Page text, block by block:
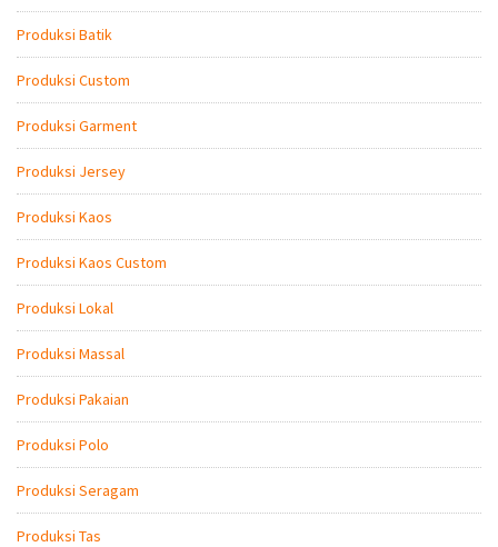
Produksi Batik
Produksi Custom
Produksi Garment
Produksi Jersey
Produksi Kaos
Produksi Kaos Custom
Produksi Lokal
Produksi Massal
Produksi Pakaian
Produksi Polo
Produksi Seragam
Produksi Tas